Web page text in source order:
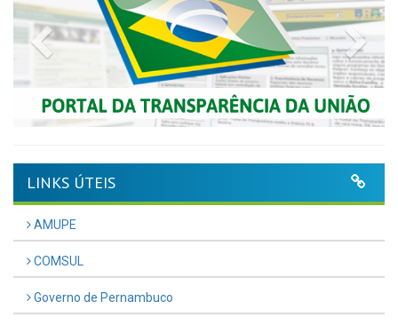
Previous
LINKS ÚTEIS
AMUPE
COMSUL
Governo de Pernambuco